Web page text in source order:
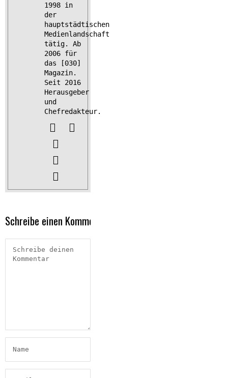
1998 in
der
hauptstädtischen
Medienlandschaft
tätig. Ab
2006 für
das [030]
Magazin.
Seit 2016
Herausgeber
und
Chefredakteur.
Schreibe einen Kommentar